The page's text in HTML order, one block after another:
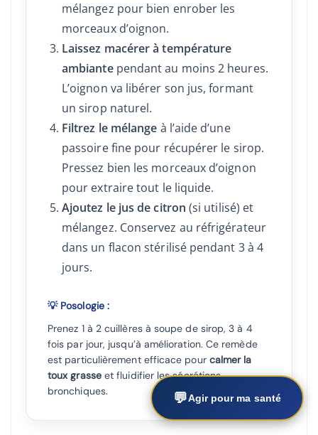
mélangez pour bien enrober les
morceaux d’oignon.
Laissez macérer à température
ambiantependant au moins 2 heures.
L’oignon va libérer son jus, formant
un sirop naturel.
Filtrez le mélange à l’aide d’une
passoire fine pour récupérer le sirop.
Pressez bien les morceaux d’oignon
pour extraire tout le liquide.
Ajoutez le jus de citron (si utilisé) et
mélangez. Conservez au réfrigérateur
dans un flacon stérilisé pendant 3 à 4
jours.
💡 Posologie :
Prenez 1 à 2 cuillères à soupe de sirop, 3 à 4
fois par jour, jusqu’à amélioration. Ce remède
est particulièrement efficace pour calmer la
toux grasseet fluidifier les sécrétions
bronchiques.
💬Agir pour ma santé